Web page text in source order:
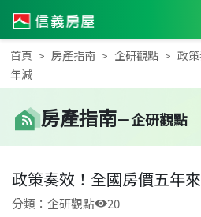
首頁 房產指南 企研觀點
政
年減
房產指南－企研觀點
政策奏效！全國房價五年
分類： 企研觀點 20